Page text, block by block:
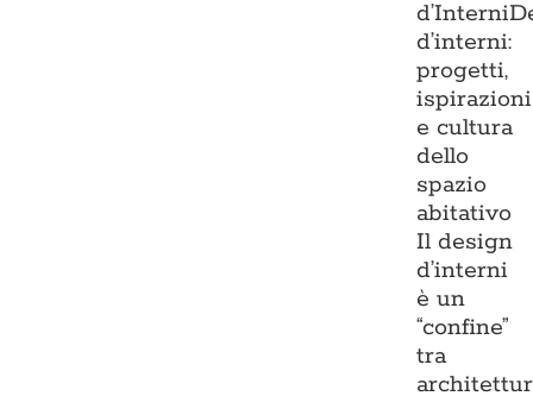
d’Interni
d’interni:
progetti,
ispirazioni
e cultura
dello
spazio
abitativo
Il design
d’interni
è un
“confine”
tra